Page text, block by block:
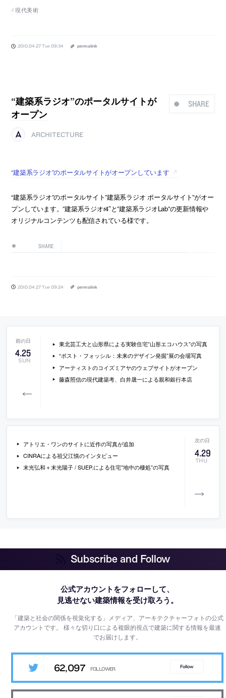
現代美術
2010.04.27 Tue 09:34 permalink
SHARE
“建築系ラジオ”のポータルサイトが
オープン
ARCHITECTURE
“建築系ラジオ”のポータルサイトがオープンしています
“建築系ラジオ”のポータルサイト”建築系ラジオ ポータルサイト”がオー
プンしています。”建築系ラジオr4″と”建築系ラジオLab”の更新情報や
オリジナルコンテンツも配信されている様です。
SHARE
2010.04.27 Tue 09:24 permalink
4.25
SUN
東北芸工大と山形県による実験住宅”山形エコハウス”の写真
“ポスト・フォッシル：未来のデザイン発掘”展の会場写真
アーティストのコイズミアヤのウェブサイトがオープン
藤森照信の現代建築考、白井晟一による親和銀行本店
4.29
THU
アトリエ・ワンのサイトに近作の写真が追加
CINRAによる祖父江慎のインタビュー
末光弘和＋末光陽子 / SUEP.による住宅”地中の棲処”の写真
Subscribe and Follow
公式アカウントをフォローして、
見逃せない建築情報を受け取ろう。
「建築と社会の関係を視覚化する」メディア、アーキテクチャーフォトの公式
アカウントです。様々な切り口による複眼的視点で建築に関する情報を最速
でお届けします。
62,097 Follow